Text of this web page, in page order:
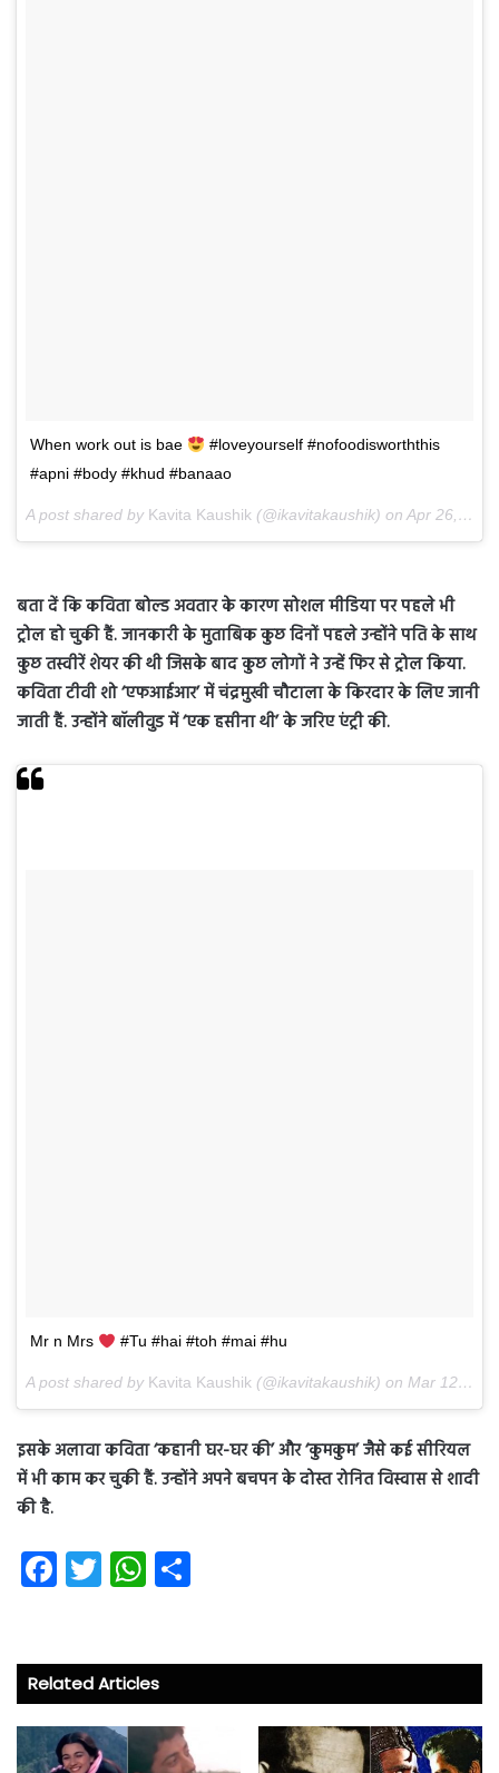
When work out is bae
#loveyourself #nofoodisworththis
#apni #body #khud #banaao
A post shared by Kavita Kaushik (@ikavitakaushik) on Apr 26, 2018 at 12:41am PDT
बता दें कि कविता बोल्ड अवतार के कारण सोशल मीडिया पर पहले भी
ट्रोल हो चुकी हैं. जानकारी के मुताबिक कुछ दिनों पहले उन्होंने पति के साथ
कुछ तस्वीरें शेयर की थी जिसके बाद कुछ लोगों ने उन्हें फिर से ट्रोल किया.
कविता टीवी शो ‘एफआईआर’ में चंद्रमुखी चौटाला के किरदार के लिए जानी
जाती हैं. उन्होंने बॉलीवुड में ‘एक हसीना थी’ के जरिए एंट्री की.
Mr n Mrs #Tu #hai #toh #mai #hu
A post shared by Kavita Kaushik (@ikavitakaushik) on Mar 12, 2018 at 11:16am PDT
इसके अलावा कविता ‘कहानी घर-घर की’ और ‘कुमकुम’ जैसे कई सीरियल
में भी काम कर चुकी हैं. उन्होंने अपने बचपन के दोस्त रोनित विस्वास से शादी
की है.
Fa
ce
o
ok
T
wi
er
W
ha
A
p
p
Related Articles